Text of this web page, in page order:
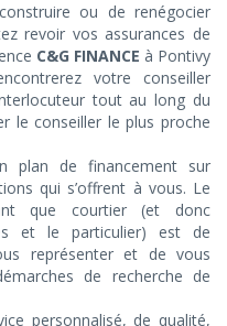
ou de renégocier
revoir vos assurances de
C&G FINANCE à Pontivy
votre conseiller
tout au long du
le conseiller le plus proche
plan de financement sur
qui s’offrent à vous. Le
que courtier (et donc
et le particulier) est de
représenter et de vous
de recherche de
personnalisé, de qualité,